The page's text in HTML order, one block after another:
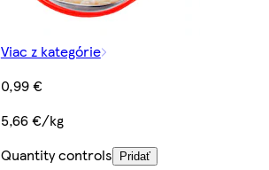
Viac z kategórie
0,99 €
5,66 €/kg
Quantity controls
Pridať